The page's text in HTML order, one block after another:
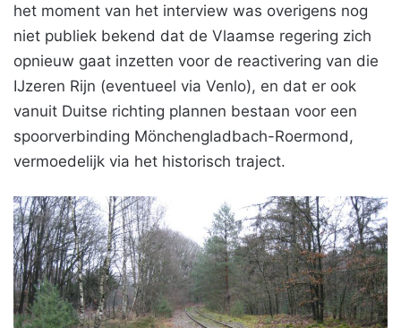
het moment van het interview was overigens nog
niet publiek bekend dat de Vlaamse regering zich
opnieuw gaat inzetten voor de reactivering van die
IJzeren Rijn (eventueel via Venlo), en dat er ook
vanuit Duitse richting plannen bestaan voor een
spoorverbinding Mönchengladbach-Roermond,
vermoedelijk via het historisch traject.